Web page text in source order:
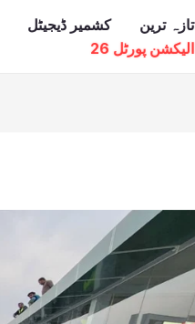
تازہ ترین کشمیر ڈیجیٹل
الیکشن پورٹل 26